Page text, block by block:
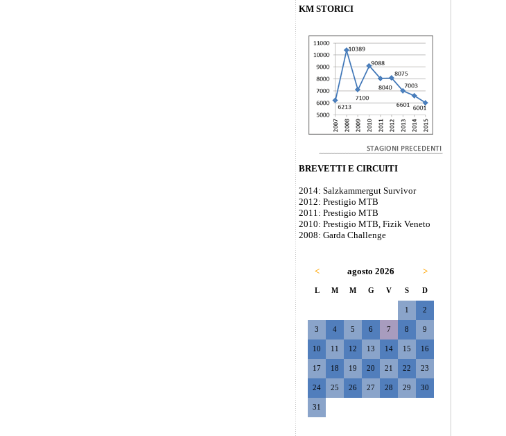
KM STORICI
BREVETTI E CIRCUITI
2014: Salzkammergut Survivor
2012: Prestigio MTB
2011: Prestigio MTB
2010: Prestigio MTB, Fizik Veneto
2008: Garda Challenge
< agosto 2026 >
L M M G V S D
1 2
3 4 5 6 7 8 9
10 11 12 13 14 15 16
17 18 19 20 21 22 23
24 25 26 27 28 29 30
31